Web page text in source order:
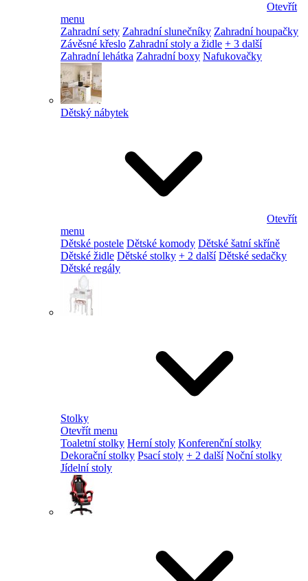
Otevřít
menu
Zahradní sety Zahradní slunečníky Zahradní houpačky
Závěsné křeslo Zahradní stoly a židle + 3 další
Zahradní lehátka Zahradní boxy Nafukovačky
Dětský nábytek
Otevřít
menu
Dětské postele Dětské komody Dětské šatní skříně
Dětské židle Dětské stolky + 2 další Dětské sedačky
Dětské regály
Stolky
Otevřít menu
Toaletní stolky Herní stoly Konferenční stolky
Dekorační stolky Psací stoly + 2 další Noční stolky
Jídelní stoly